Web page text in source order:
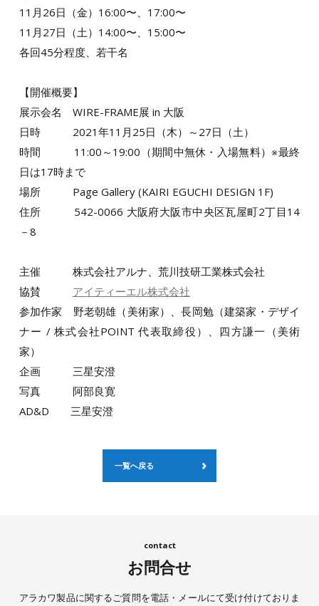
11月26日（金）16:00〜、17:00〜
11月27日（土）14:00〜、15:00〜
各回45分程度、若干名
【開催概要】
展示会名 WIRE-FRAME展 in 大阪
日時 2021年11月25日（木）～27日（土）
時間 11:00～19:00（期間中無休・入場無料）※最終
日は17時まで
場所 Page Gallery (KAIRI EGUCHI DESIGN 1F)
住所 542-0066 大阪府大阪市中央区瓦屋町2丁目14
－8
主催 株式会社アルナ、荒川技研工業株式会社
協賛 アイティーエル株式会社
参加作家 野老朝雄（美術家）、長岡勉（建築家・デザイ
ナー / 株式会社POINT 代表取締役）、四方謙一（美術
家）
企画 三星安澄
写真 阿部良寛
AD&D 三星安澄
一覧へ戻る
お問合せ
アラカワ製品に関するご質問を電話・メールにて受け付けておりま